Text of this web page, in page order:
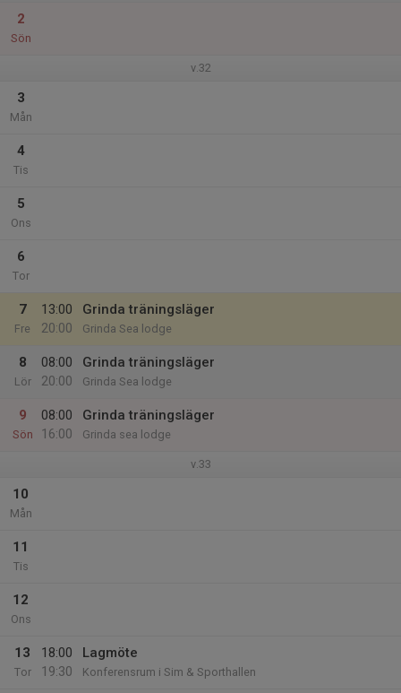
2
Sön
v.32
3
Mån
4
Tis
5
Ons
6
Tor
7
Fre
13:00
20:00
Grinda träningsläger
Grinda Sea lodge
8
Lör
08:00
20:00
Grinda träningsläger
Grinda Sea lodge
9
Sön
08:00
16:00
Grinda träningsläger
Grinda sea lodge
v.33
10
Mån
11
Tis
12
Ons
13
Tor
18:00
19:30
Lagmöte
Konferensrum i Sim & Sporthallen